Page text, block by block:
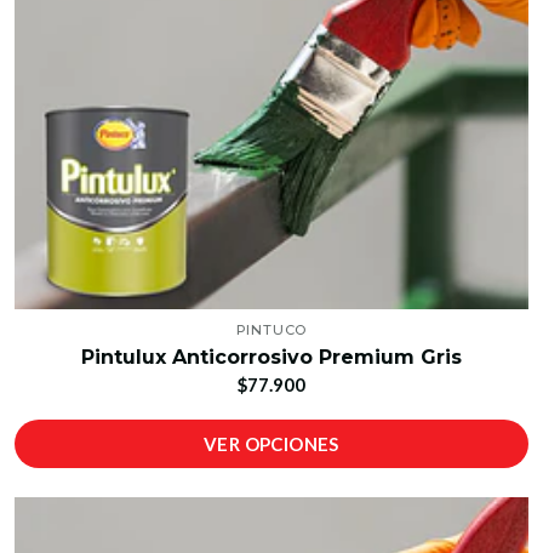
PINTUCO
Pintulux Anticorrosivo Premium Gris
$77.900
VER OPCIONES